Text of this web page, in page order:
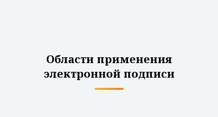
Области применения
электронной подписи